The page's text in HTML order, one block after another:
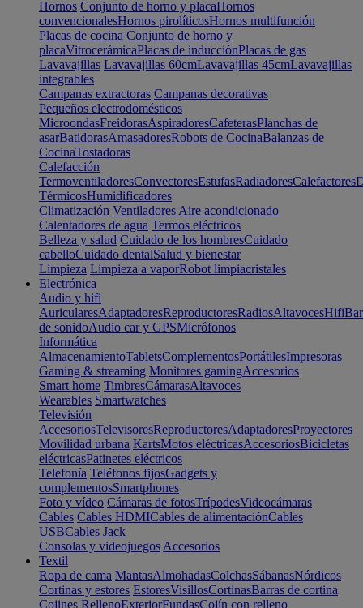
Hornos Conjunto de horno y placaHornos
convencionalesHornos pirolíticosHornos multifunción
Placas de cocina Conjunto de horno y
placaVitrocerámicaPlacas de inducciónPlacas de gas
Lavavajillas Lavavajillas 60cmLavavajillas 45cmLavavajillas
integrables
Campanas extractoras Campanas decorativas
Pequeños electrodomésticos
MicroondasFreidorasAspiradoresCafeterasPlanchas de
asarBatidorasAmasadoresRobots de CocinaBalanzas de
CocinaTostadoras
Calefacción
TermoventiladoresConvectoresEstufasRadiadoresCalefactores
TérmicosHumidificadores
Climatización Ventiladores Aire acondicionado
Calentadores de agua Termos eléctricos
Belleza y salud Cuidado de los hombresCuidado
cabelloCuidado dentalSalud y bienestar
Limpieza Limpieza a vaporRobot limpiacristales
Electrónica
Audio y hifi
AuricularesAdaptadoresReproductoresRadiosAltavocesHifi
de sonidoAudio car y GPSMicrófonos
Informática
AlmacenamientoTabletsComplementosPortátilesImpresoras
Gaming & streaming Monitores gamingAccesorios
Smart home TimbresCámarasAltavoces
Wearables Smartwatches
Televisión
AccesoriosTelevisoresReproductoresAdaptadoresProyectores
Movilidad urbana KartsMotos eléctricasAccesoriosBicicletas
eléctricasPatinetes eléctricos
Telefonía Teléfonos fijosGadgets y
complementosSmartphones
Foto y vídeo Cámaras de fotosTrípodesVideocámaras
Cables Cables HDMICables de alimentaciónCables
USBCables Jack
Consolas y videojuegos Accesorios
Textil
Ropa de cama MantasAlmohadasColchasSábanasNórdicos
Cortinas y estores EstoresVisillosCortinasBarras de cortina
Cojines RellenoExteriorFundasCojín con relleno